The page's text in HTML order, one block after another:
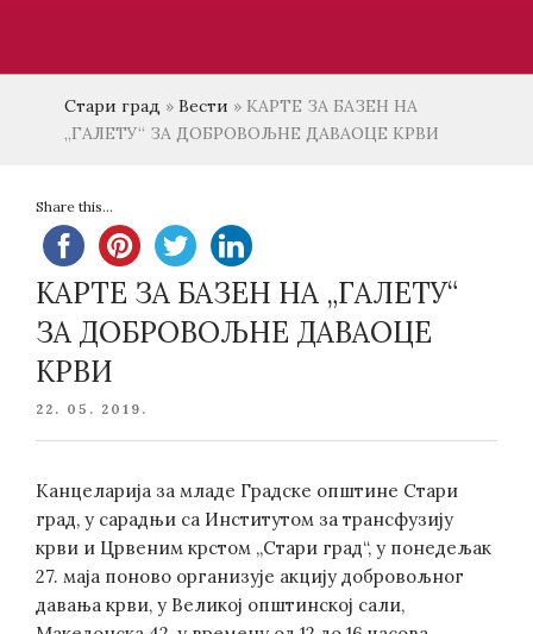
Стари град » Вести » КАРТЕ ЗА БАЗЕН НА
„ГАЛЕТУ“ ЗА ДОБРОВОЉНЕ ДАВАОЦЕ КРВИ
Share this...
КАРТЕ ЗА БАЗЕН НА „ГАЛЕТУ“
ЗА ДОБРОВОЉНЕ ДАВАОЦЕ
КРВИ
POSTED
22. 05. 2019.
Канцеларија за младе Градске општине Стари
град, у сарадњи са Институтом за трансфузију
крви и Црвеним крстом „Стари град“, у понедељак
27. маја поново организује акцију добровољног
давања крви, у Великој општинској сали,